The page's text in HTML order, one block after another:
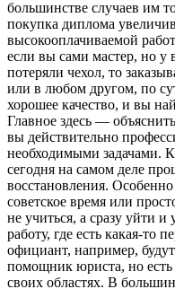
большинстве случаев им
покупка диплома
высокооплачиваемой
если вы сами мастер, но у
потеряли чехол, то
или в любом другом, по
хорошее качество, и вы
Главное здесь —
вы действительно
необходимыми задачами.
сегодня на самом деле
восстановления.
советское время или
не учиться, а сразу уйти
работу, где есть какая-то
официант, например,
помощник юриста, но
своих областях. В